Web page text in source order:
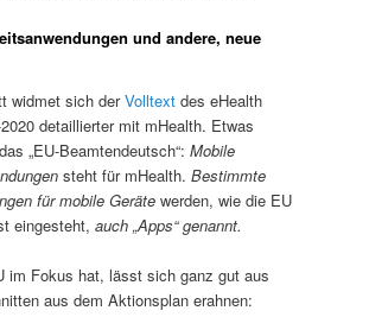
und andere, neue
widmet sich derVolltext des eHealth
detaillierter mit mHealth. Etwas
„EU-Beamtendeutsch“: Mobile
steht für mHealth.Bestimmte
für mobile Gerätewerden, wie die EU
eingesteht,auch „Apps“ genannt.
im Fokus hat, lässt sich ganz gut aus
aus dem Aktionsplan erahnen: